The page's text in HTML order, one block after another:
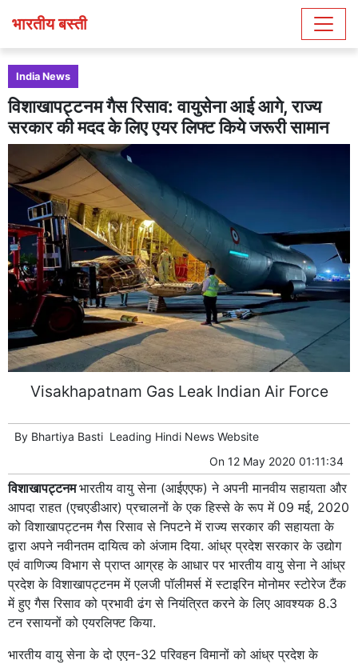
भारतीय बस्ती
India News
विशाखापट्टनम गैस रिसाव: वायुसेना आई आगे, राज्य
सरकार की मदद के लिए एयर लिफ्ट किये जरूरी सामान
Visakhapatnam Gas Leak Indian Air Force
By Bhartiya Basti Leading Hindi News Website
On 12 May 2020 01:11:34
विशाखापट्टनमभारतीय वायु सेना (आईएएफ) ने अपनी मानवीय सहायता और
आपदा राहत (एचएडीआर) प्रचालनों के एक हिस्से के रूप में 09 मई, 2020
को विशाखापट्टनम गैस रिसाव से निपटने में राज्य सरकार की सहायता के
द्वारा अपने नवीनतम दायित्व को अंजाम दिया. आंध्र प्रदेश सरकार के उद्योग
एवं वाणिज्य विभाग से प्राप्त आग्रह के आधार पर भारतीय वायु सेना ने आंध्र
प्रदेश के विशाखापट्टनम में एलजी पॉलीमर्स में स्टाइरिन मोनोमर स्टोरेज टैंक
में हुए गैस रिसाव को प्रभावी ढंग से नियंत्रित करने के लिए आवश्यक 8.3
टन रसायनों को एयरलिफ्ट किया.
भारतीय वायु सेना के दो एएन-32 परिवहन विमानों को आंध्र प्रदेश के